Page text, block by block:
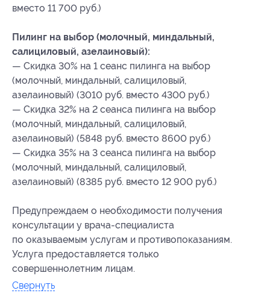
вместо 11 700 руб.)
Пилинг на выбор (молочный, миндальный,
салициловый, азелаиновый):
— Скидка 30% на 1 сеанс пилинга на выбор
(молочный, миндальный, салициловый,
азелаиновый) (3010 руб. вместо 4300 руб.)
— Скидка 32% на 2 сеанса пилинга на выбор
(молочный, миндальный, салициловый,
азелаиновый) (5848 руб. вместо 8600 руб.)
— Скидка 35% на 3 сеанса пилинга на выбор
(молочный, миндальный, салициловый,
азелаиновый) (8385 руб. вместо 12 900 руб.)
Предупреждаем о необходимости получения
консультации у врача-специалиста
по оказываемым услугам и противопоказаниям.
Услуга предоставляется только
совершеннолетним лицам.
Свернуть